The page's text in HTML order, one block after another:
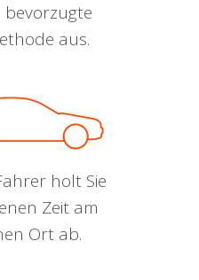
aus.
holt Sie
Zeit am
Ort ab.